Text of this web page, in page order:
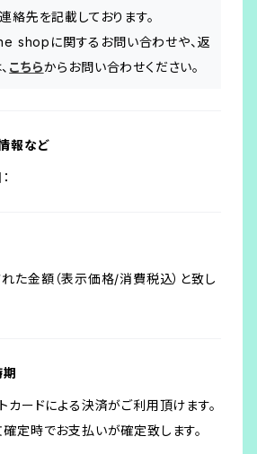
絡先を記載しております。
shopに関するお問い合わせや、返
こちらからお問い合わせください。
報など
た金額（表示価格/消費税込）と致し
期
カードによる決済がご利用頂けます。
定時でお支払いが確定致します。